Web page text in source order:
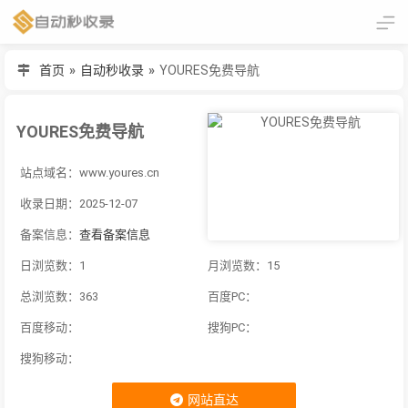
首页 » 自动秒收录 » YOURES免费导航
YOURES免费导航
站点域名：www.youres.cn
收录日期：2025-12-07
备案信息： 查看备案信息
日浏览数：1 月浏览数：15
总浏览数：363 百度PC：
百度移动： 搜狗PC：
搜狗移动：
网站直达